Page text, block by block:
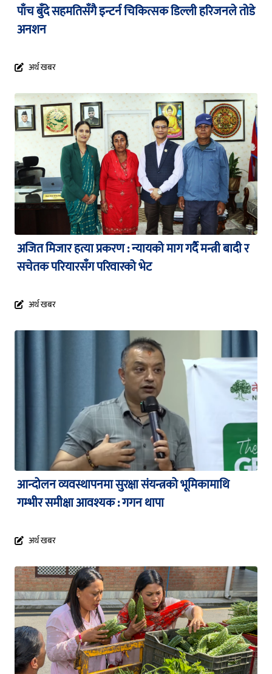
पाँच बुँदे सहमतिसँगै इन्टर्न चिकित्सक डिल्ली हरिजनले तोडे
अनशन
अर्थ खबर
अजित मिजार हत्या प्रकरण : न्यायको माग गर्दै मन्त्री बादी र
सचेतक परियारसँग परिवारको भेट
अर्थ खबर
आन्दोलन व्यवस्थापनमा सुरक्षा संयन्त्रको भूमिकामाथि
गम्भीर समीक्षा आवश्यक : गगन थापा
अर्थ खबर